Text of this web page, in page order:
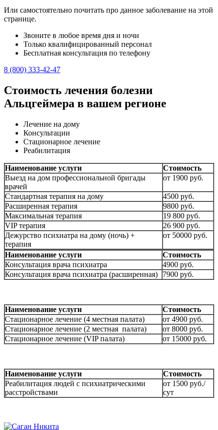
Или самостоятельно почитать про данное заболевание на этой
странице.
Звоните в любое время дня и ночи
Только квалифицированный персонал
Бесплатная консультация по телефону
8 (800) 333-42-47
Стоимость лечения болезни
Альцгеймера в вашем регионе
Лечение на дому
Консультации
Стационарное лечение
Реабилитация
Наименование услуги
Стоимость
Выезд на дом профессиональной бригады
врачей
от 1900 руб.
Стандартная терапия на дому
4500 руб.
Расширенная терапия
9800 руб.
Максимальная терапия
19 800 руб.
VIP терапия
26 900 руб.
Дежурство психиатра на дому (ночь) +
терапия
от 50000 руб.
Наименование услуги
Стоимость
Консультация врача психиатра
4900 руб.
Консультация врача психиатра (расширенная)
7900 руб.
Наименование услуги
Стоимость
Стационарное лечение (4 местная палата)
от 4900 руб.
Стационарное лечение (2 местная палата)
от 8000 руб.
Стационарное лечение (VIP палата)
от 15000 руб.
Наименование услуги
Стоимость
Реабилитация людей с психиатрическими
расстройствами
от 1500 руб./
сут